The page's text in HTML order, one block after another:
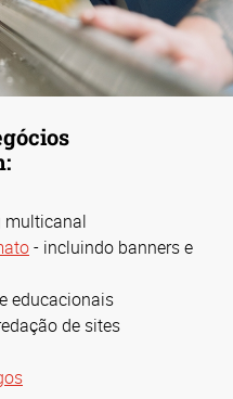
multicanal
- incluindo banners e
e educacionais
de sites